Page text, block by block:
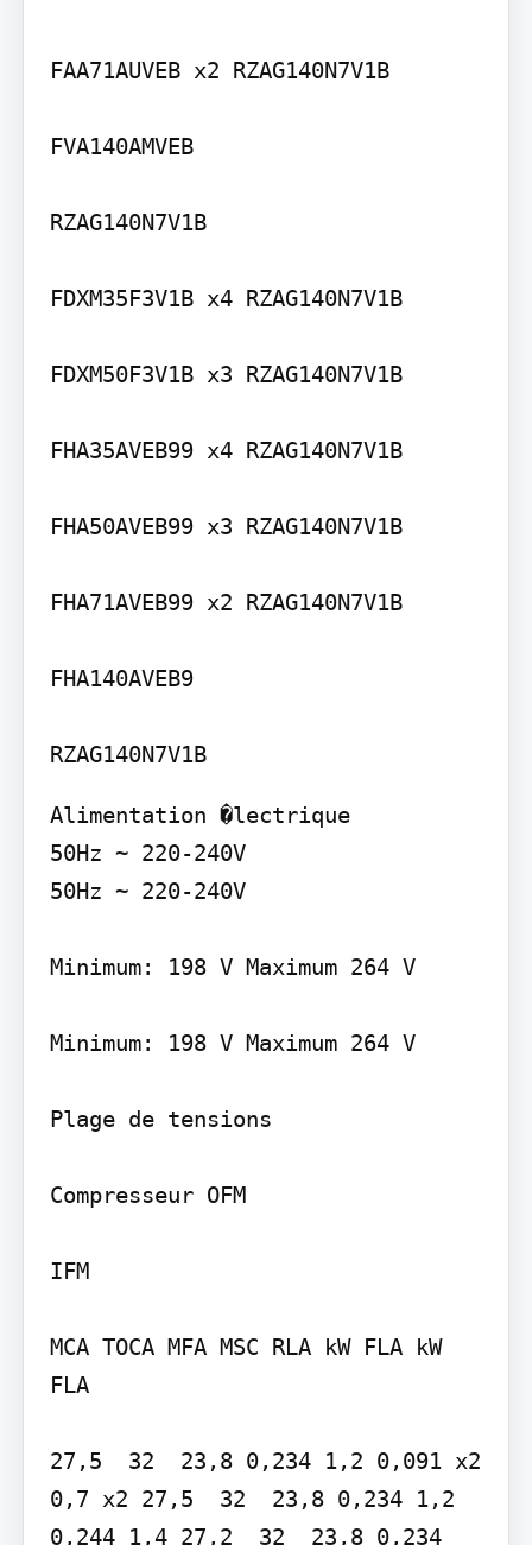
FAA71AUVEB x2 RZAG140N7V1B
FVA140AMVEB
RZAG140N7V1B
FDXM35F3V1B x4 RZAG140N7V1B
FDXM50F3V1B x3 RZAG140N7V1B
FHA35AVEB99 x4 RZAG140N7V1B
FHA50AVEB99 x3 RZAG140N7V1B
FHA71AVEB99 x2 RZAG140N7V1B
FHA140AVEB9
RZAG140N7V1B
Alimentation �lectrique
50Hz ~ 220-240V
50Hz ~ 220-240V
Minimum: 198 V Maximum 264 V
Minimum: 198 V Maximum 264 V
Plage de tensions
Compresseur OFM
IFM
MCA TOCA MFA MSC RLA kW FLA kW
FLA
27,5  32  23,8 0,234 1,2 0,091 x2
0,7 x2 27,5  32  23,8 0,234 1,2
0,244 1,4 27,2  32  23,8 0,234